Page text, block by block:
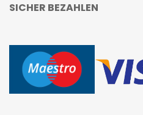
SICHER BEZAHLEN